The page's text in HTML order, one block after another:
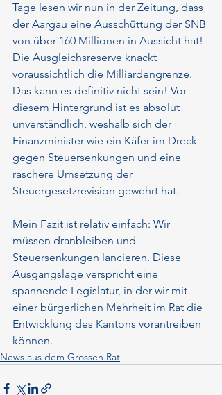
Tage lesen wir nun in der Zeitung, dass
der Aargau eine Ausschüttung der SNB
von über 160 Millionen in Aussicht hat!
Die Ausgleichsreserve knackt
voraussichtlich die Milliardengrenze.
Das kann es definitiv nicht sein! Vor
diesem Hintergrund ist es absolut
unverständlich, weshalb sich der
Finanzminister wie ein Käfer im Dreck
gegen Steuersenkungen und eine
raschere Umsetzung der
Steuergesetzrevision gewehrt hat.
Mein Fazit ist relativ einfach: Wir
müssen dranbleiben und
Steuersenkungen lancieren. Diese
Ausgangslage verspricht eine
spannende Legislatur, in der wir mit
einer bürgerlichen Mehrheit im Rat die
Entwicklung des Kantons vorantreiben
können.
News aus dem Grossen Rat